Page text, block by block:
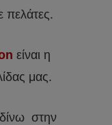
πελάτες.
είναι η
μας.
στην